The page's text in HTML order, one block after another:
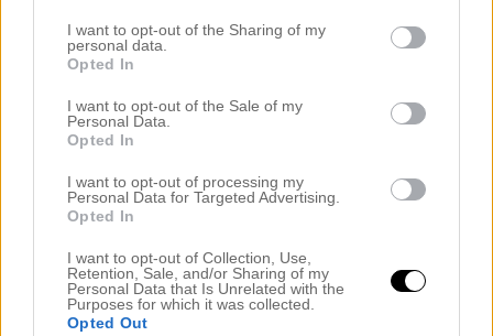
I want to opt-out of the Sharing of my
personal data.
Opted In
I want to opt-out of the Sale of my
Personal Data.
Opted In
I want to opt-out of processing my
Personal Data for Targeted Advertising.
Opted In
I want to opt-out of Collection, Use,
Retention, Sale, and/or Sharing of my
Personal Data that Is Unrelated with the
Purposes for which it was collected.
Opted Out
Arkiv
juni 2023
maj 2023
april 2023
mars 2023
februari 2023
januari 2023
december 2022
november 2022